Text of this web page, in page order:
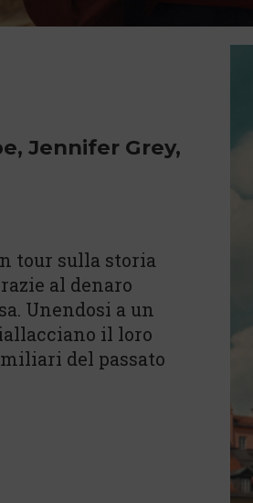
Jennifer Grey,
tour sulla storia
al denaro
Unendosi a un
il loro
del passato